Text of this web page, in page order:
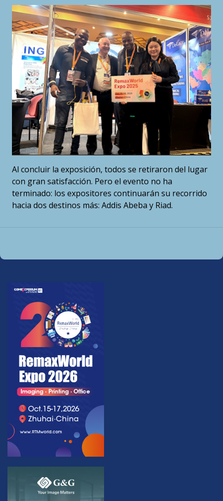
Al concluir la exposición, todos se retiraron del lugar
con gran satisfacción. Pero el evento no ha
terminado: los expositores continuarán su recorrido
hacia dos destinos más: Addis Abeba y Riad.